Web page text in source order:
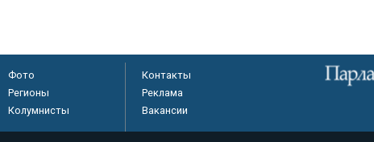
Фото
Регионы
Колумнисты
Контакты
Реклама
Вакансии